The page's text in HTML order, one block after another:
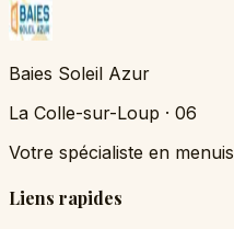
Baies Soleil Azur
La Colle-sur-Loup · 06
Votre spécialiste en
Liens rapides